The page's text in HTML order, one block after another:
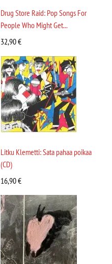
Drug Store Raid: Pop Songs For
People Who Might Get...
32,90€
Litku Klemetti: Sata pahaa poikaa
(CD)
16,90€